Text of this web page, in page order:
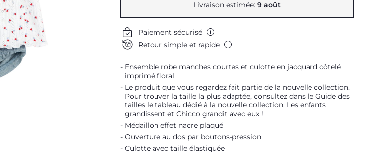
Me prévenir
Livraison estimée: 9 août
Paiement sécurisé
Retour simple et rapide
Ensemble robe manches courtes et culotte en jacquard côtelé
imprimé floral
Le produit que vous regardez fait partie de la nouvelle collection.
Pour trouver la taille la plus adaptée, consultez dans le Guide des
tailles le tableau dédié à la nouvelle collection. Les enfants
grandissent et Chicco grandit avec eux !
Médaillon effet nacre plaqué
Ouverture au dos par boutons-pression
Culotte avec taille élastiquée